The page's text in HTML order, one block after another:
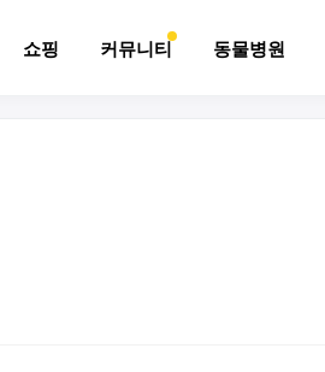
쇼핑 커뮤니티 동물병원